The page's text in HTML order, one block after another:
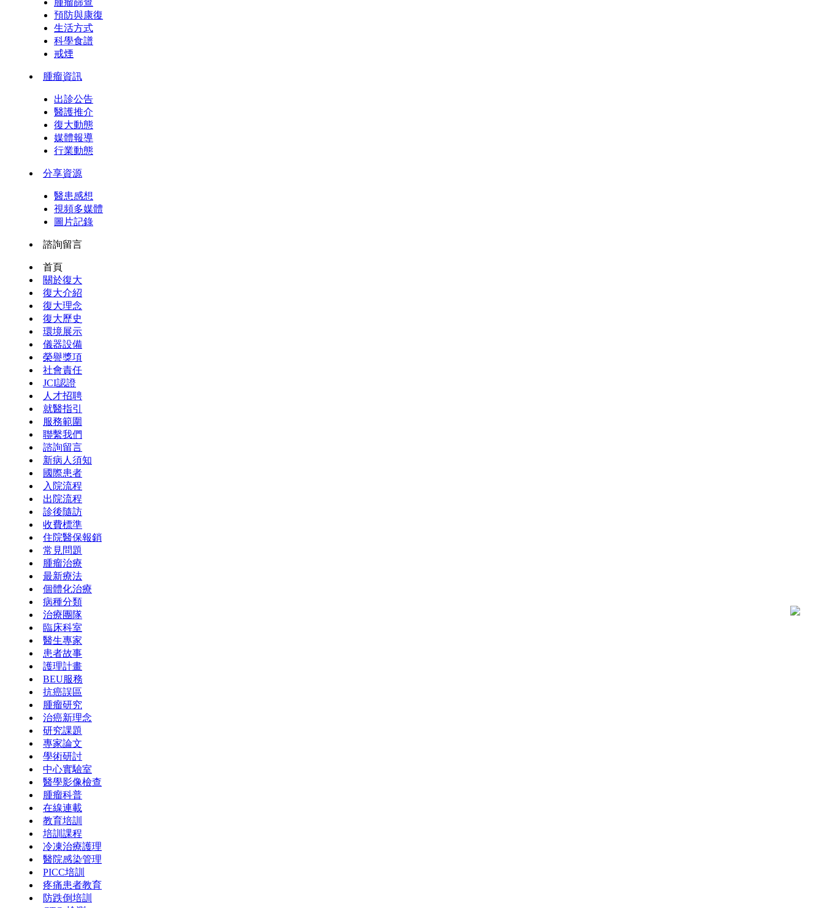
腫瘤篩查
預防與康復
生活方式
科學食譜
戒煙
腫瘤資訊
出診公告
醫護推介
復大動態
媒體報導
行業動態
分享資源
醫患感想
視頻多媒體
圖片記錄
諮詢留言
首頁
關於復大
復大介紹
復大理念
復大歷史
環境展示
儀器設備
榮譽獎項
社會責任
JCI認證
人才招聘
就醫指引
服務範圍
聯繫我們
諮詢留言
新病人須知
國際患者
入院流程
出院流程
診後隨訪
收費標準
住院醫保報銷
常見問題
腫瘤治療
最新療法
個體化治療
病種分類
治療團隊
臨床科室
醫生專家
患者故事
護理計畫
BEU服務
抗癌誤區
腫瘤研究
治癌新理念
研究課題
專家論文
學術研討
中心實驗室
醫學影像檢查
腫瘤科普
在線連載
教育培訓
培訓課程
冷凍治療護理
醫院感染管理
PICC培訓
疼痛患者教育
防跌倒培訓